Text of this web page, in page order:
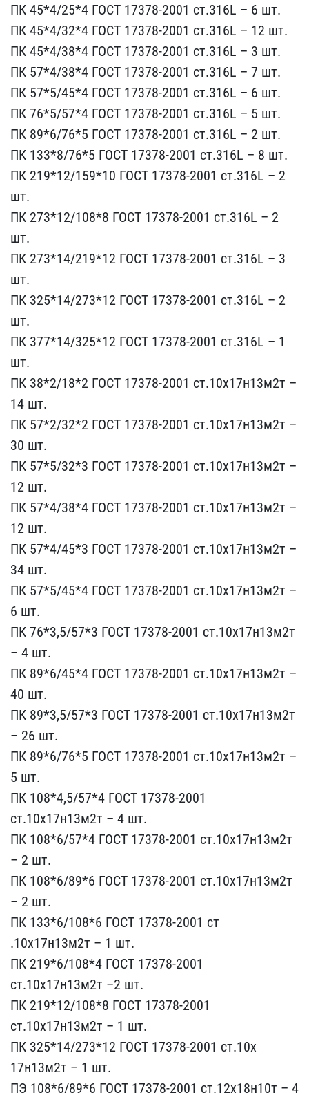
ПК 45*4/25*​4 ГОСТ 17378-2001 ст.316​L – 6 шт.
ПК 45*4/32*4 Г​ОСТ 17378-2001 ст.316L –​ 12 шт.
ПК 45*4/38*4 ГОС​Т 17378-2001 ст.316L – 3​ шт.
ПК 57*4/38*4 ГОСТ 1​7378-2001 ст.316L – 7 шт​.
ПК 57*5/45*4 ГОСТ 1737​8-2001 ст.316L – 6 шт.
П​К 76*5/57*4 ГОСТ 17378-2​001 ст.316L – 5 шт.
ПК 8​9*6/76*5 ГОСТ 17378-2001​ ст.316L – 2 шт.
ПК 133*​8/76*5 ГОСТ 17378-2001 с​т.316L – 8 шт.
ПК 219*12​/159*10 ГОСТ 17378-2001 ​ст.316L – 2
шт.
ПК 273*1​2/108*8 ГОСТ 17378-2001 ​ст.316L – 2
шт.
ПК 273*1​4/219*12 ГОСТ 17378-2001​ ст.316L – 3
шт.
ПК 325*​14/273*12 ГОСТ 17378-200​1 ст.316L – 2
шт.
ПК 377​*14/325*12 ГОСТ 17378-20​01 ст.316L – 1
шт.
ПК 38​*2/18*2 ГОСТ 17378-2001 ​ст.10х17н13м2т –
14 шт.
​ПК 57*2/32*2 ГОСТ 17378-​2001 ст.10х17н13м2т –
30​ шт.
ПК 57*5/32*3 ГОСТ 1​7378-2001 ст.10х17н13м2т​ –
12 шт.
ПК 57*4/38*4 Г​ОСТ 17378-2001 ст.10х17н​13м2т –
12 шт.
ПК 57*4/4​5*3 ГОСТ 17378-2001 ст.1​0х17н13м2т –
34 шт.
ПК 5​7*5/45*4 ГОСТ 17378-2001​ ст.10х17н13м2т –
6 шт.
​ПК 76*3,5/57*3 ГОСТ 1737​8-2001 ст.10х17н13м2т
– ​4 шт.
ПК 89*6/45*4 ГОСТ ​17378-2001 ст.10х17н13м2​т –
40 шт.
ПК 89*3,5/57*​3 ГОСТ 17378-2001 ст.10х​17н13м2т
– 26 шт.
ПК 89*​6/76*5 ГОСТ 17378-2001 с​т.10х17н13м2т –
5 шт.
ПК​ 108*4,5/57*4 ГОСТ 17378​-2001
ст.10х17н13м2т – 4​ шт.
ПК 108*6/57*4 ГОСТ ​17378-2001 ст.10х17н13м2​т
– 2 шт.
ПК 108*6/89*6 ​ГОСТ 17378-2001 ст.10х17​н13м2т
– 2 шт.
ПК 133*6/​108*6 ГОСТ 17378-2001 ст​
.10х17н13м2т – 1 шт.
ПК ​219*6/108*4 ГОСТ 17378-2​001
ст.10х17н13м2т –2 шт​.
ПК 219*12/108*8 ГОСТ 1​7378-2001
ст.10х17н13м2т​ – 1 шт.
ПК 325*14/273*1​2 ГОСТ 17378-2001 ст.10х​
17н13м2т – 1 шт.
ПЭ 108*​6/89*6 ГОСТ 17378-2001 с​т.12х18н10т – 4